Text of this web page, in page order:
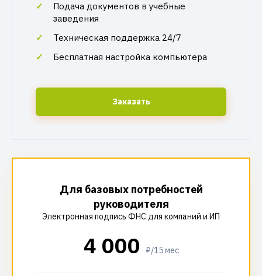
Подача документов в учебные
заведения
Техническая поддержка 24/7
Бесплатная настройка компьютера
Заказать
Для базовых потребностей
руководителя
Электронная подпись ФНС для компаний и ИП
4 000 ₽/15 мес